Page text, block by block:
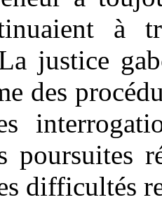
à
justice
des
poursuites
difficultés